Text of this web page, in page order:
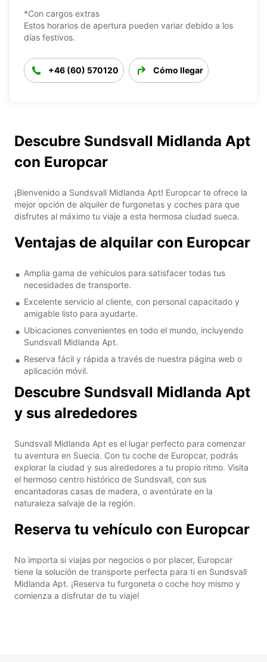
*Con cargos extras
Estos horarios de apertura pueden variar debido a los
días festivos.
+46 (60) 570120 Cómo llegar
Descubre Sundsvall Midlanda Apt
con Europcar
¡Bienvenido a Sundsvall Midlanda Apt! Europcar te ofrece la
mejor opción de alquiler de furgonetas y coches para que
disfrutes al máximo tu viaje a esta hermosa ciudad sueca.
Ventajas de alquilar con Europcar
Amplia gama de vehículos para satisfacer todas tus
necesidades de transporte.
Excelente servicio al cliente, con personal capacitado y
amigable listo para ayudarte.
Ubicaciones convenientes en todo el mundo, incluyendo
Sundsvall Midlanda Apt.
Reserva fácil y rápida a través de nuestra página web o
aplicación móvil.
Descubre Sundsvall Midlanda Apt
y sus alrededores
Sundsvall Midlanda Apt es el lugar perfecto para comenzar
tu aventura en Suecia. Con tu coche de Europcar, podrás
explorar la ciudad y sus alrededores a tu propio ritmo. Visita
el hermoso centro histórico de Sundsvall, con sus
encantadoras casas de madera, o aventúrate en la
naturaleza salvaje de la región.
Reserva tu vehículo con Europcar
No importa si viajas por negocios o por placer, Europcar
tiene la solución de transporte perfecta para ti en Sundsvall
Midlanda Apt. ¡Reserva tu furgoneta o coche hoy mismo y
comienza a disfrutar de tu viaje!